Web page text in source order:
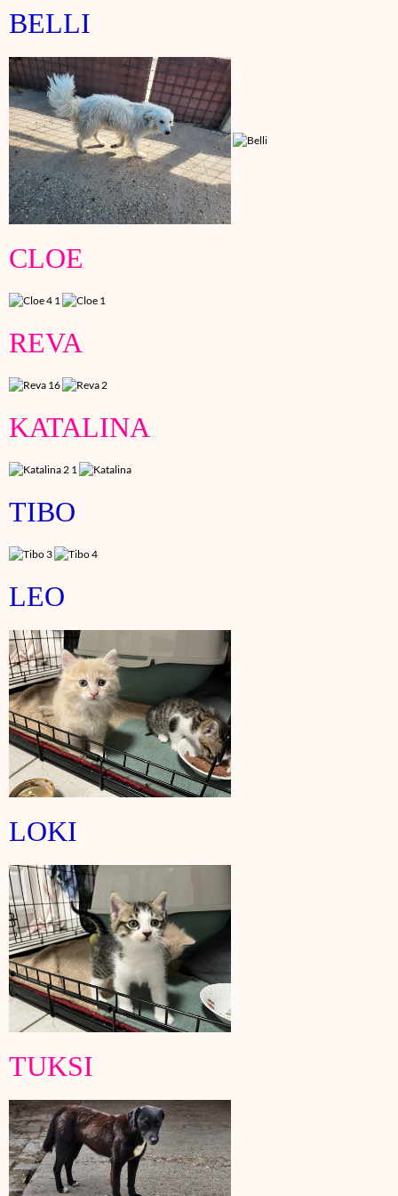
BELLI
CLOE
REVA
KATALINA
TIBO
LEO
LOKI
TUKSI